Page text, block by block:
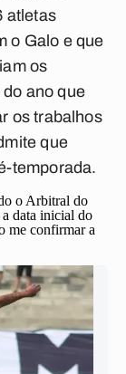
atletas
o Galo e que
os
ano que
os trabalhos
que
temporada.
o Arbitral do
data inicial do
me confirmar a